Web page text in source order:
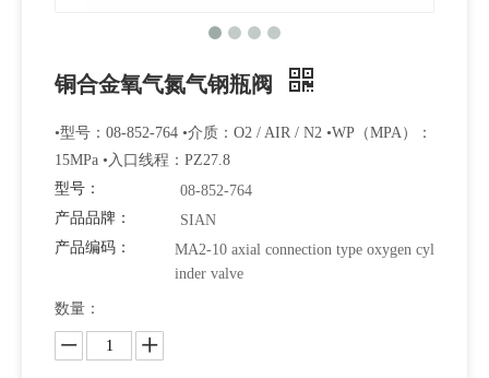
铜合金氧气氮气钢瓶阀
•型号：08-852-764 •介质：O2 / AIR / N2 •WP（MPA）：
15MPa •入口线程：PZ27.8
型号：
08-852-764
产品品牌：
SIAN
产品编码：
MA2-10 axial connection type oxygen cyl
inder valve
数量：